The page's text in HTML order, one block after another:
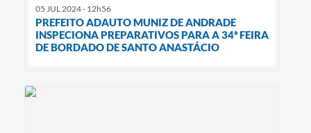
05 JUL 2024 - 12h56
PREFEITO ADAUTO MUNIZ DE ANDRADE
INSPECIONA PREPARATIVOS PARA A 34ª FEIRA
DE BORDADO DE SANTO ANASTÁCIO